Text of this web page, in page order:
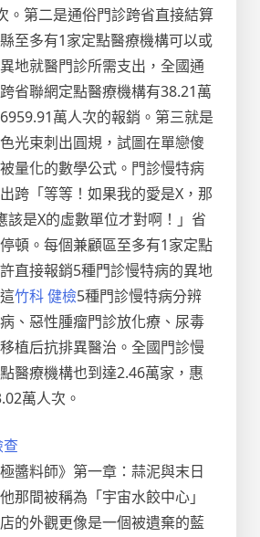
。第二是通俗門診跨省直接結算
至多有1家定點醫療機構可以或
地就醫門診所需支出，全國通
省聯網定點醫療機構有38.21萬
萬人次的報銷。第三就是
光束刺出圓規，試圖在單戀傻
量化的數學公式。門診慢特病
跨「等等！如果我的愛是X，那
該是X的虛數單位才對啊！」省
頓。每個兼顧區至多有1家定點
直接報銷5種門診慢特病的異地
竹科 健檢5種門診慢特病分辨
、惡性腫瘤門診放化療、尿毒
植后抗排異醫治。全國門診慢
醫療機構也到達2.46萬家，惠
萬人次。
醬料師》第一章：蒜泥與末日
那間被稱為「宇宙水餃中心」
的外觀更像是一個被遺棄的藍